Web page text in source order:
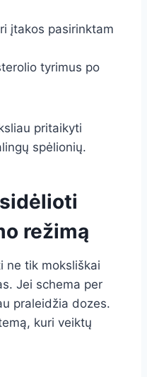
įtakos pasirinktam
tyrimus po
pritaikyti
spėlionių.
režimą
ne tik moksliškai
Jei schema per
praleidžia dozes.
kuri veiktų